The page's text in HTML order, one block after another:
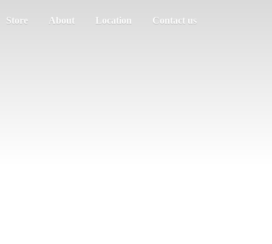
Store About Location Contact us